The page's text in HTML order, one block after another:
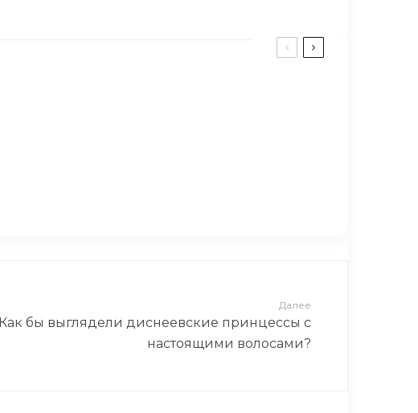
Далее
Как бы выглядели диснеевские принцессы с
настоящими волосами?